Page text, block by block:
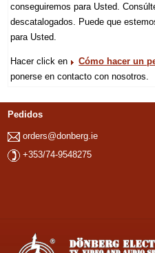
conseguiremos para Usted.
descatalogados. Puede que
para Usted.
Hacer click en Cómo hacer un
ponerse en contacto con nosotros.
Pedidos
orders@donberg.ie
+353/74-9548275